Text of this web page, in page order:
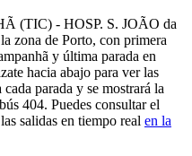
(TIC) - HOSP. S. JOÃO da
zona de Porto, con primera
y última parada en
hacia abajo para ver las
parada y se mostrará la
404. Puedes consultar el
salidas en tiempo real en la